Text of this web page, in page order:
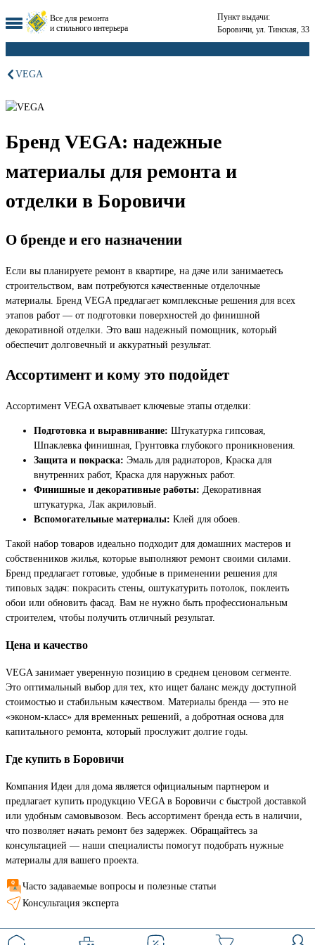
Все для ремонта
и стильного интерьера
Пункт выдачи:
Боровичи, ул. Тинская, 33
VEGA
Бренд VEGA: надежные
материалы для ремонта и
отделки в Боровичи
О бренде и его назначении
Если вы планируете ремонт в квартире, на даче или занимаетесь
строительством, вам потребуются качественные отделочные
материалы. Бренд VEGA предлагает комплексные решения для всех
этапов работ — от подготовки поверхностей до финишной
декоративной отделки. Это ваш надежный помощник, который
обеспечит долговечный и аккуратный результат.
Ассортимент и кому это подойдет
Ассортимент VEGA охватывает ключевые этапы отделки:
Подготовка и выравнивание: Штукатурка гипсовая,
Шпаклевка финишная, Грунтовка глубокого проникновения.
Защита и покраска: Эмаль для радиаторов, Краска для
внутренних работ, Краска для наружных работ.
Финишные и декоративные работы: Декоративная
штукатурка, Лак акриловый.
Вспомогательные материалы: Клей для обоев.
Такой набор товаров идеально подходит для домашних мастеров и
собственников жилья, которые выполняют ремонт своими силами.
Бренд предлагает готовые, удобные в применении решения для
типовых задач: покрасить стены, оштукатурить потолок, поклеить
обои или обновить фасад. Вам не нужно быть профессиональным
строителем, чтобы получить отличный результат.
Цена и качество
VEGA занимает уверенную позицию в среднем ценовом сегменте.
Это оптимальный выбор для тех, кто ищет баланс между доступной
стоимостью и стабильным качеством. Материалы бренда — это не
«эконом-класс» для временных решений, а добротная основа для
капитального ремонта, который прослужит долгие годы.
Где купить в Боровичи
Компания Идеи для дома является официальным партнером и
предлагает купить продукцию VEGA в Боровичи с быстрой доставкой
или удобным самовывозом. Весь ассортимент бренда есть в наличии,
что позволяет начать ремонт без задержек. Обращайтесь за
консультацией — наши специалисты помогут подобрать нужные
материалы для вашего проекта.
Часто задаваемые вопросы и полезные статьи
Консультация эксперта